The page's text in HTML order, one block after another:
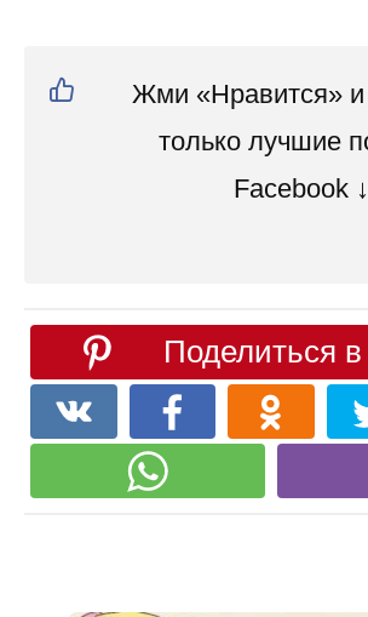
Жми «Нравится» и
только лучшие
Facebook ↓
Поделиться